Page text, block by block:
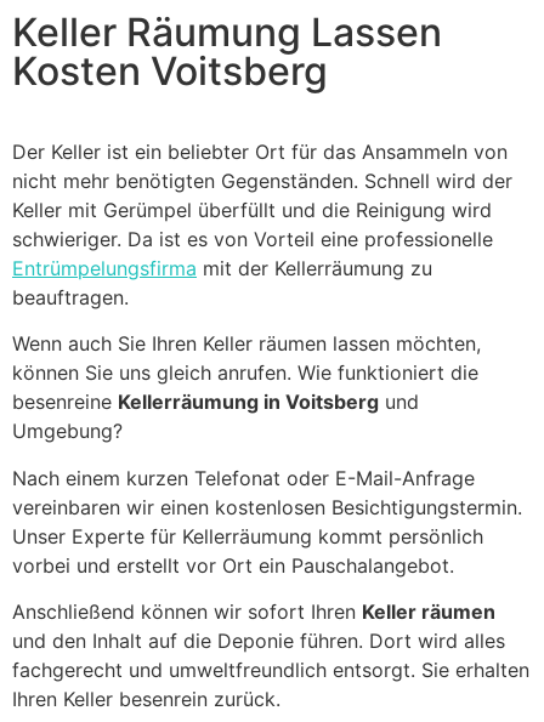
Keller Räumung Lassen
Kosten Voitsberg
Der Keller ist ein beliebter Ort für das Ansammeln von
nicht mehr benötigten Gegenständen. Schnell wird der
Keller mit Gerümpel überfüllt und die Reinigung wird
schwieriger. Da ist es von Vorteil eine professionelle
Entrümpelungsfirma mit der Kellerräumung zu
beauftragen.
Wenn auch Sie Ihren Keller räumen lassen möchten,
können Sie uns gleich anrufen. Wie funktioniert die
besenreine Kellerräumung in Voitsberg und
Umgebung?
Nach einem kurzen Telefonat oder E-Mail-Anfrage
vereinbaren wir einen kostenlosen Besichtigungstermin.
Unser Experte für Kellerräumung kommt persönlich
vorbei und erstellt vor Ort ein Pauschalangebot.
Anschließend können wir sofort Ihren Keller räumen
und den Inhalt auf die Deponie führen. Dort wird alles
fachgerecht und umweltfreundlich entsorgt. Sie erhalten
Ihren Keller besenrein zurück.